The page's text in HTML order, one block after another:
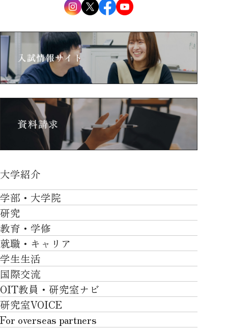
大学紹介
大学紹介TOP
OVER THE LIMIT
大学について
施設一覧
社会・地域・高大連携
川上村での取り組み
アクセス
ポリシー/コンプライアンス
学部・大学院
学部・大学院TOP
工学部
ロボティクス＆デザイン工学部
情報科学部
知的財産学部
工学研究科
ロボティクス＆デザイン工学研究科
研究
研究TOP
研究について
産官学連携
教育・学修
教育・学修TOP
卒業時質保証を担う独自の教育システム
自律学修
学習支援
リカレント教育プログラム
就職・キャリア
就職・キャリアTOP
就職サポート
キャリア形成
インターンシップ
学生生活
学生生活TOP
キャンパスライフ
課外活動
国際交流
国際交流TOP
グローバルな人材育成
国際交流プログラムについて
OIT教員・研究室ナビ
研究室VOICE
For overseas partners